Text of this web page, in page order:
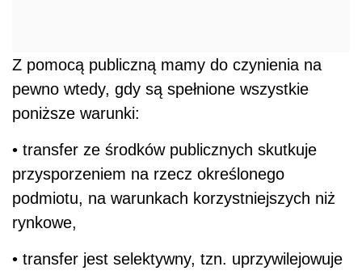
Z pomocą publiczną mamy do czynienia na
pewno wtedy, gdy są spełnione wszystkie
poniższe warunki:
• transfer ze środków publicznych skutkuje
przysporzeniem na rzecz określonego
podmiotu, na warunkach korzystniejszych niż
rynkowe,
• transfer jest selektywny, tzn. uprzywilejowuje